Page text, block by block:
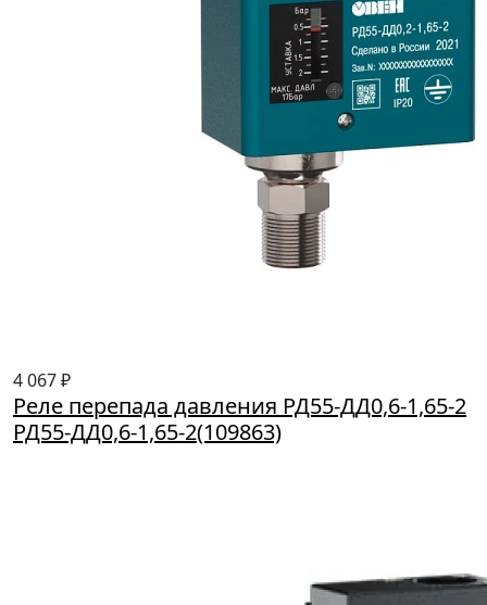
4 067 ₽
Реле перепада давления РД55-ДД0,6-1,65-2
РД55-ДД0,6-1,65-2(109863)